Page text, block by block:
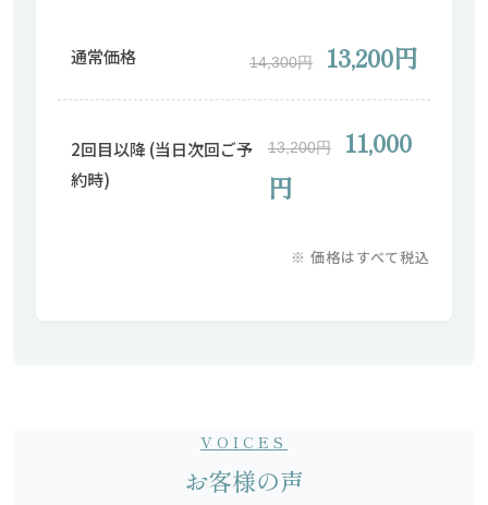
通常価格 14,300円 13,200円
2回目以降 (当日次回ご予
約時)
13,200円
11,000
円
※ 価格はすべて税込
VOICES
お客様の声